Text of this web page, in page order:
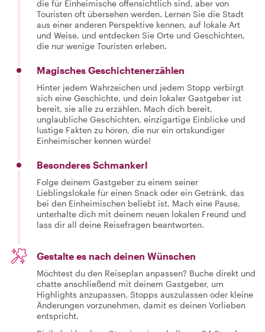
die für Einheimische offensichtlich sind, aber von
Touristen oft übersehen werden. Lernen Sie die Stadt
aus einer anderen Perspektive kennen, auf lokale Art
und Weise, und entdecken Sie Orte und Geschichten,
die nur wenige Touristen erleben.
Magisches Geschichtenerzählen
Hinter jedem Wahrzeichen und jedem Stopp verbirgt
sich eine Geschichte, und dein lokaler Gastgeber ist
bereit, sie alle zu erzählen. Mach dich bereit,
unglaubliche Geschichten, einzigartige Einblicke und
lustige Fakten zu hören, die nur ein ortskundiger
Einheimischer kennen würde!
Besonderes Schmankerl
Folge deinem Gastgeber zu einem seiner
Lieblingslokale für einen Snack oder ein Getränk, das
bei den Einheimischen beliebt ist. Mach eine Pause,
unterhalte dich mit deinem neuen lokalen Freund und
lass dir all deine Reisefragen beantworten.
Gestalte es nach deinen Wünschen
Möchtest du den Reiseplan anpassen? Buche direkt und
chatte anschließend mit deinem Gastgeber, um
Highlights anzupassen, Stopps auszulassen oder kleine
Änderungen vorzunehmen, damit es deinen Vorlieben
entspricht.